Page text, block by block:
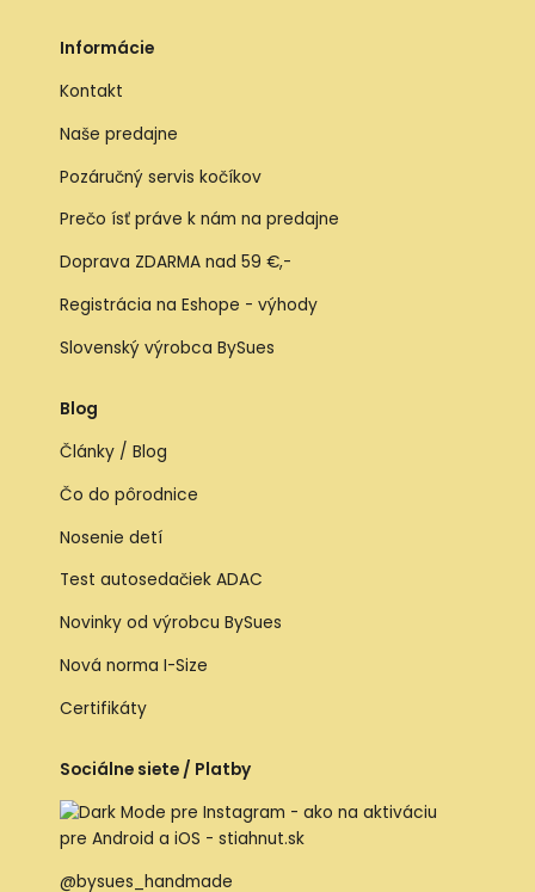
Informácie
Kontakt
Naše predajne
Pozáručný servis kočíkov
Prečo ísť práve k nám na predajne
Doprava ZDARMA nad 59 €,-
Registrácia na Eshope - výhody
Slovenský výrobca BySues
Blog
Články / Blog
Čo do pôrodnice
Nosenie detí
Test autosedačiek ADAC
Novinky od výrobcu BySues
Nová norma I-Size
Certifikáty
Sociálne siete / Platby
@bysues_handmade